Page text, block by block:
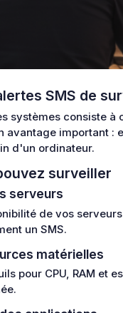
SMS de
systèmes consiste
avantage important
d'un ordinateur.
surveiller
serveurs
de vos
un SMS.
matérielles
pour CPU, RAM et